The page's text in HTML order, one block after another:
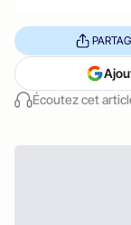
Écoutez cet